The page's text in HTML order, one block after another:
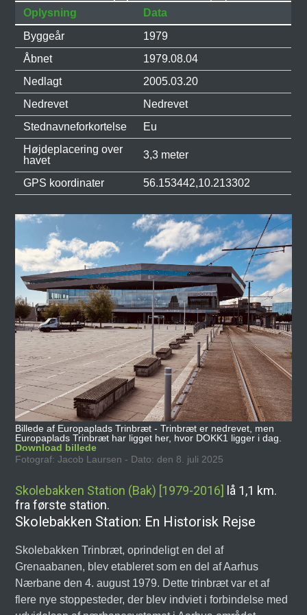
Oplysning
Data
Byggeår
1979
Åbnet
1979.08.04
Nedlagt
2005.03.20
Nedrevet
Nedrevet
Stednavneforkortelse
Eu
Højdeplacering over
havet
3,3 meter
GPS koordinater 56.153442,10.213302
Billede af Europaplads Trinbræt - Trinbræt er nedrevet, men
Europaplads Trinbræt har ligget her, hvor DOKK1 ligger i dag.
Download billede
Fotograf: Jacob Laursen - Dato: den 8. juli 2025
Skolebakken Station (Bak) [1979-2016] lå 1,1 km.
fra første station.
Skolebakken Station: En Historisk Rejse
Skolebakken Trinbræt, oprindeligt en del af
Grenaabanen, blev etableret som en del af Aarhus
Nærbane den 4. august 1979. Dette trinbræt var et af
flere nye stoppesteder, der blev indviet i forbindelse med